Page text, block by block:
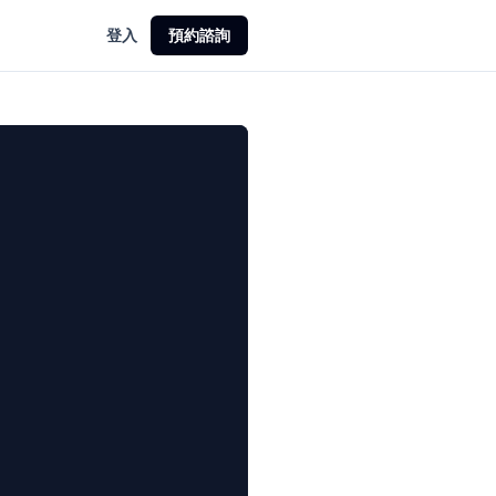
登入 預約諮詢